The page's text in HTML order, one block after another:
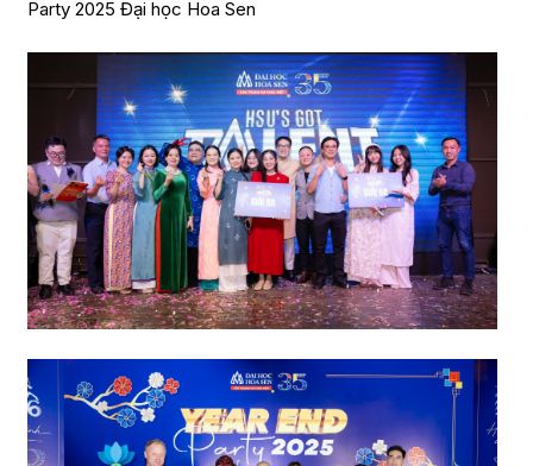
Party 2025 Đại học Hoa Sen